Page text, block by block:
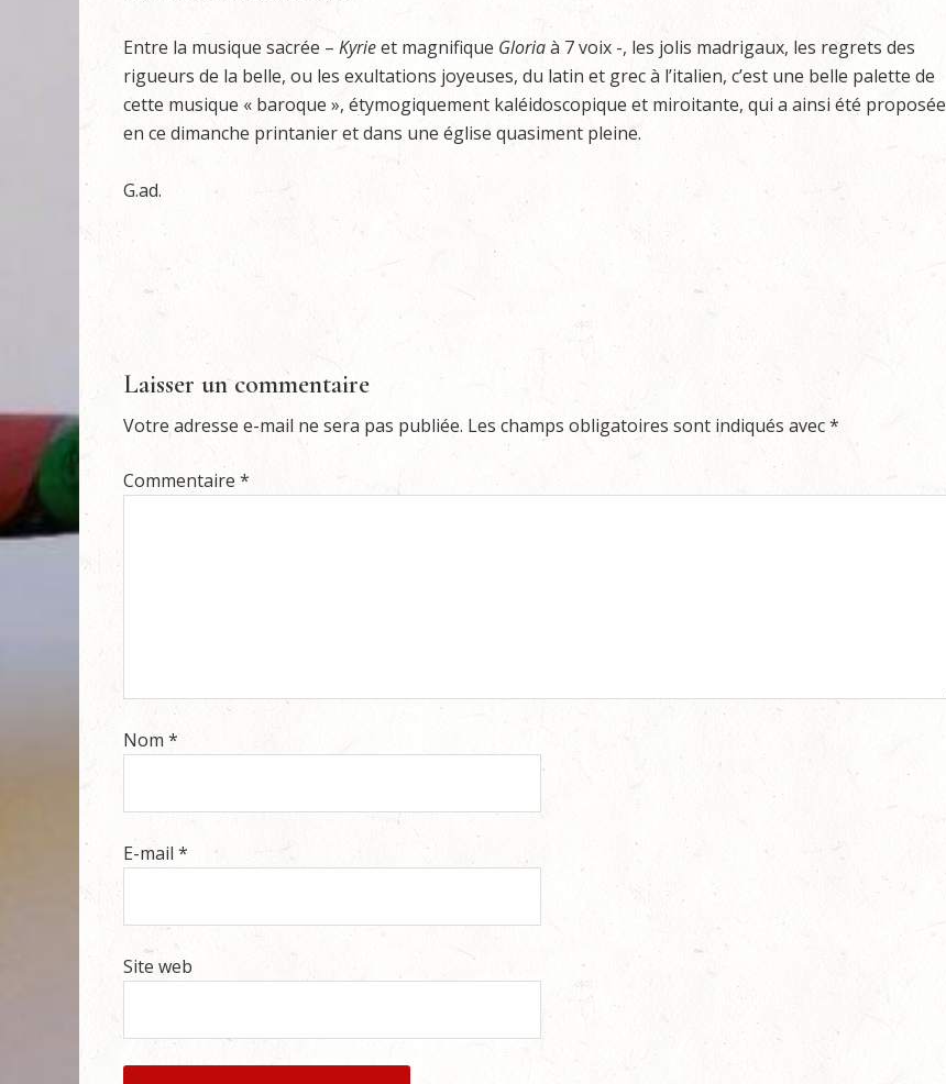
Entre la musique sacrée – Kyrieet magnifique Gloriaà 7 voix -, les jolis madrigaux, les regrets des
rigueurs de la belle, ou les exultations joyeuses, du latin et grec à l’italien, c’est une belle palette de
cette musique « baroque », étymogiquement kaléidoscopique et miroitante, qui a ainsi été proposée
en ce dimanche printanier et dans une église quasiment pleine.
G.ad.
Laisser un commentaire
Votre adresse e-mail ne sera pas publiée. Les champs obligatoires sont indiqués avec*
Commentaire *
Nom *
E-mail *
Site web